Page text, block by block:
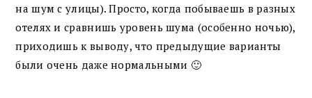
на шум с улицы). Просто, когда побываешь в разных
отелях и сравнишь уровень шума (особенно ночью),
приходишь к выводу, что предыдущие варианты
были очень даже нормальными 🙂